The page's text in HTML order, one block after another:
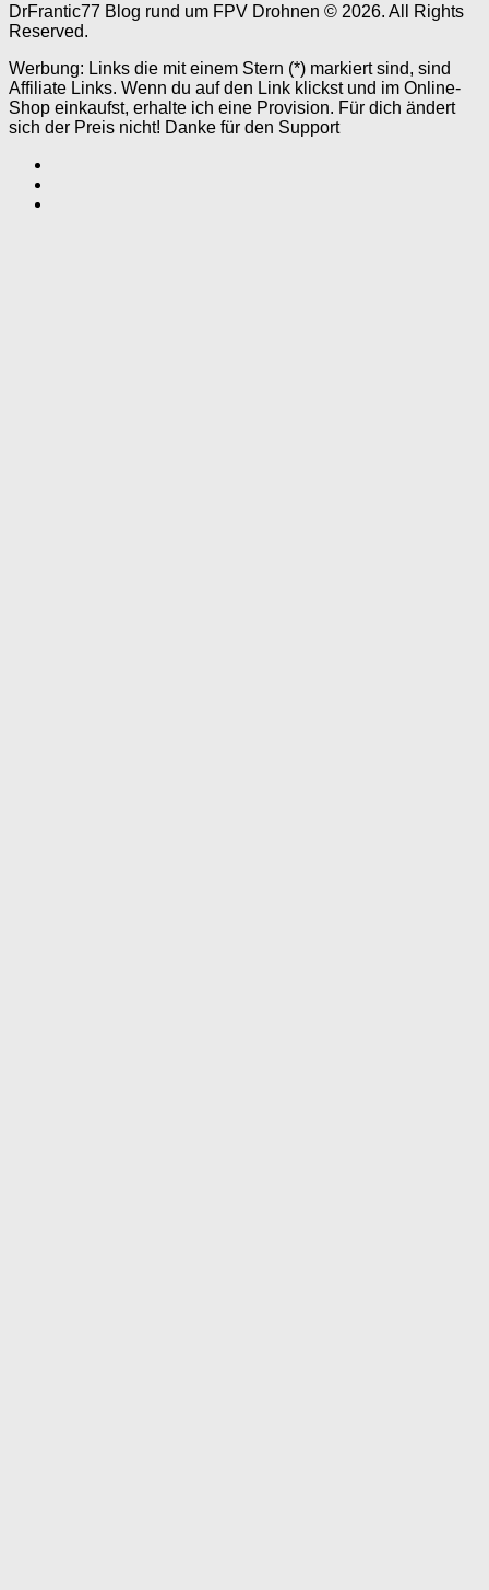
DrFrantic77 Blog rund um FPV Drohnen © 2026. All Rights
Reserved.
Werbung: Links die mit einem Stern (*) markiert sind, sind
Affiliate Links. Wenn du auf den Link klickst und im Online-
Shop einkaufst, erhalte ich eine Provision. Für dich ändert
sich der Preis nicht! Danke für den Support